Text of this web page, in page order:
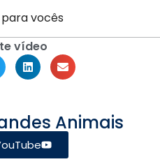
para vocês
vídeo
Animais